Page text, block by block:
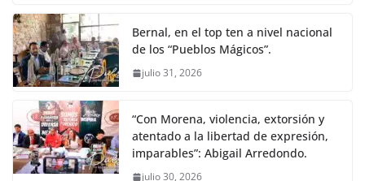
Bernal, en el top ten a nivel nacional
de los “Pueblos Mágicos”.
julio 31, 2026
“Con Morena, violencia, extorsión y
atentado a la libertad de expresión,
imparables”: Abigail Arredondo.
julio 30, 2026